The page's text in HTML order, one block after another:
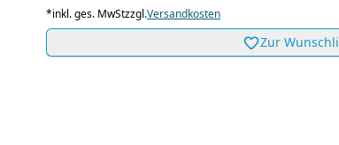
*inkl. ges. MwStzzgl.Versandkosten
Zur